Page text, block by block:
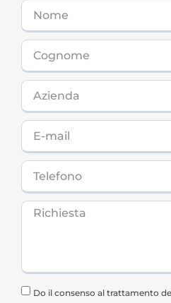
Do il consenso al trattamento